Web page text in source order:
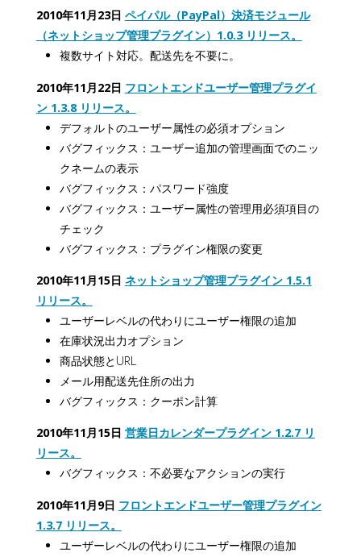
2010年11月23日 ペイパル（PayPal）決済モジュール
（ネットショップ管理プラグイン）1.0.3 リリース。
複数サイト対応。配送先を不要に。
2010年11月22日 フロントエンドユーザー管理プラグイ
ン 1.3.8 リリース。
デフォルトのユーザー属性の必須オプション
バグフィックス：ユーザー追加の管理画面でのニッ
クネームの表示
バグフィックス：パスワード強度
バグフィックス：ユーザー属性の管理用必須項目の
チェック
バグフィックス：プラグイン権限の変更
2010年11月15日 ネットショップ管理プラグイン 1.5.1
リリース。
ユーザーレベルの代わりにユーザー権限の追加
在庫状況出力オプション
商品状態とURL
メール用配送先住所の出力
バグフィックス：クーポン計算
2010年11月15日 営業日カレンダープラグイン 1.2.7 リ
リース。
バグフィックス：不必要なアクションの実行
2010年11月9日 フロントエンドユーザー管理プラグイン
1.3.7 リリース。
ユーザーレベルの代わりにユーザー権限の追加